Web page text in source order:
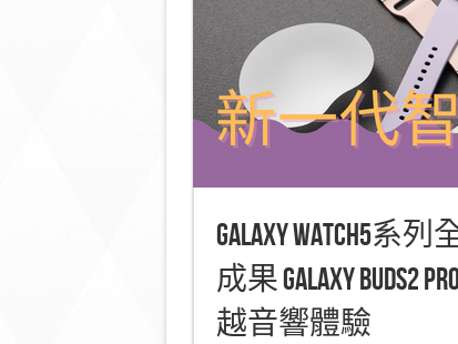
Galaxy Watch5系
成果 Galaxy
越音響體驗